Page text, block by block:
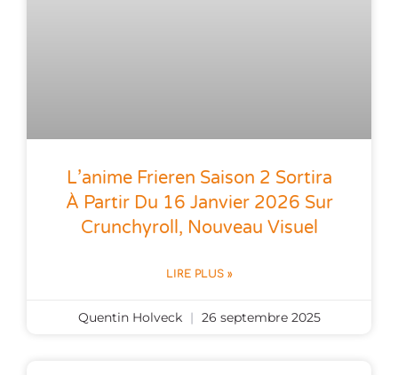
L’anime Frieren Saison 2 Sortira
À Partir Du 16 Janvier 2026 Sur
Crunchyroll, Nouveau Visuel
LIRE PLUS »
Quentin Holveck 26 septembre 2025